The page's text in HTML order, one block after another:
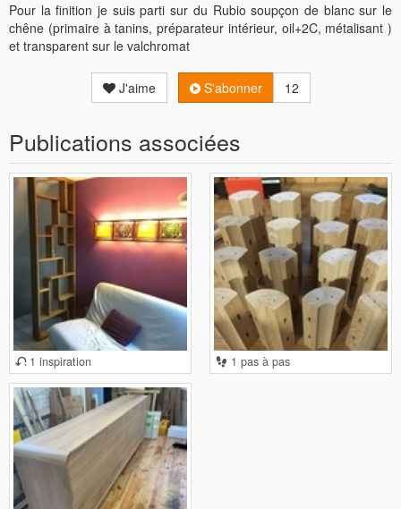
Pour la finition je suis parti sur du Rubio soupçon de blanc sur le
chêne (primaire à tanins, préparateur intérieur, oil+2C, métalisant )
et transparent sur le valchromat
J'aime S'abonner 12
Publications associées
1 inspiration 1 pas à pas